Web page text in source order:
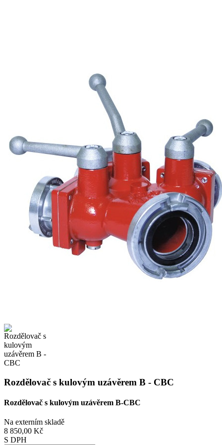
Rozdělovač s kulovým uzávěrem B - CBC
Rozdělovač s kulovým uzávěrem B-CBC
Na externím skladě
8 850,00 Kč
S DPH